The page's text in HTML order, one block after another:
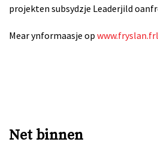
projekten subsydzje Leaderjild
Mear ynformaasje op
Net binnen